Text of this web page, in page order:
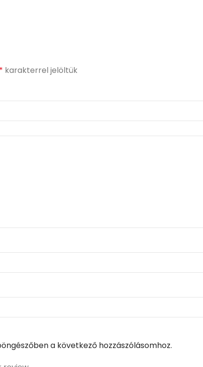
* karakterrel jelöltük
a következő hozzászólásomhoz.